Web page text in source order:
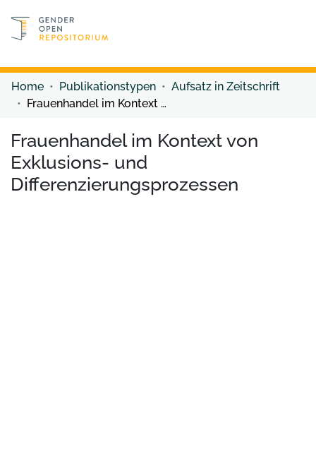
Discover content
Home Publikationstypen
Aufsatz in Zeitschrift
Frauenhandel im Kontext von Exklusions- und Differenzierungsprozessen
Frauenhandel im Kontext von
Exklusions- und
Differenzierungsprozessen